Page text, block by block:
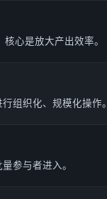
心是放大产出效率。
组织化、规模化操作。
参与者进入。